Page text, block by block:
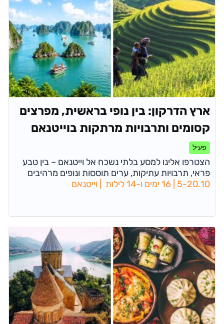
ארץ הדרקון: בין נופי בראשית, מפרצים
קסומים ותרבויות מרתקות בוייטנאם
פעיל
הצטרפו אלינו למסע בלתי נשכח אל וייטנאם – בין טבע
פראי, תרבויות עתיקות, ערים תוססות ונופים מרהיבים
5-20.10 | 16 ימים ו-14 לילות | וייטנאם